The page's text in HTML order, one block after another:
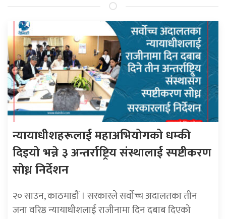
न्यायाधीशहरूलाई महाअभियोगको धम्की
दिइयो भन्ने ३ अन्तर्राष्ट्रिय संस्थालाई स्पष्टीकरण
सोध्न निर्देशन
२० साउन, काठमाडाैं । सरकारले सर्वोच्च अदालतका तीन
जना वरिष्ठ न्यायाधीशलाई राजीनामा दिन दबाब दिएको